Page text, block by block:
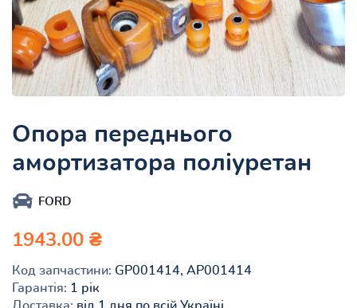
Опора переднього
амортизатора поліуретан
FORD
1943.00 ₴
Код запчастини: GP001414, AP001414
Гарантія: 1 рік
Доставка: від 1 дня по всій Україні